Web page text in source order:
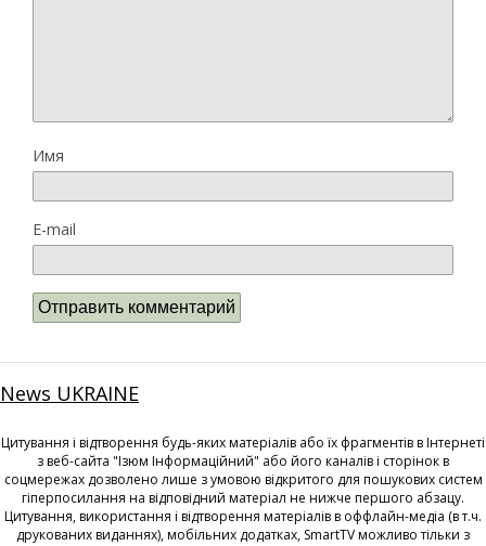
Имя
E-mail
News UKRAINE
Цитування і відтворення будь-яких матеріалів або їх фрагментів в Інтернеті
з веб-сайта "Ізюм Інформаційний" або його каналів і сторінок в
соцмережах дозволено лише з умовою відкритого для пошукових систем
гіперпосилання на відповідний матеріал не нижче першого абзацу.
Цитування, використання і відтворення матеріалів в оффлайн-медіа (в т.ч.
друкованих виданнях), мобільних додатках, SmartTV можливо тільки з